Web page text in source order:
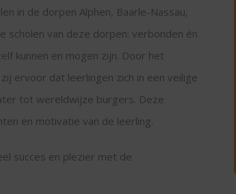
in de dorpen Alphen, Baarle-Nassau,
scholen van deze dorpen: verbonden én
kunnen en mogen zijn. Door het
ervoor dat leerlingen zich in een veilige
tot wereldwijze burgers. Deze
en motivatie van de leerling.
succes en plezier met de